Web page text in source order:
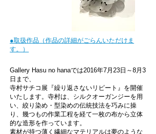
●取扱作品（作品の詳細がごらんいただけま
す。）
Gallery Hasu no hanaでは2016年7月23日～8月3
日まで、
寺村サチコ展『繰り返さないリピート』 を開催
いたします。 寺村は、シルクオーガンジーを用
い、絞り染め・型染めの伝統技法を巧みに操
り、幾つもの作業工程を経て一枚の布から立体
的な造形を作っています。
素材が持つ薄く繊細なマテリアルは夢のような